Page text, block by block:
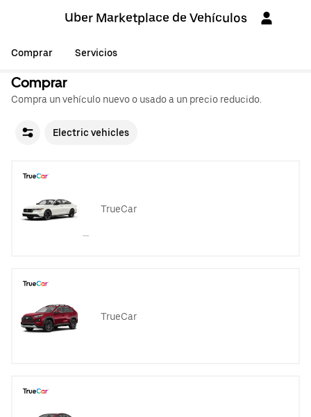
Uber Marketplace de Vehículos
Comprar Servicios
Comprar
Compra un vehículo nuevo o usado a un precio reducido.
Electric vehicles
TrueCar
TrueCar